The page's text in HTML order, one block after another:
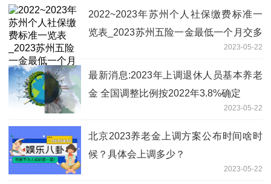
2022~2023年苏州个人社保缴费标准一
览表_2023苏州五险一金最低一个月交多
2023-05-22
最新消息:2023年上调退休人员基本养老
金 全国调整比例按2022年3.8%确定
2023-05-22
北京2023养老金上调方案公布时间啥时
候？具体会上调多少？
2023-05-22